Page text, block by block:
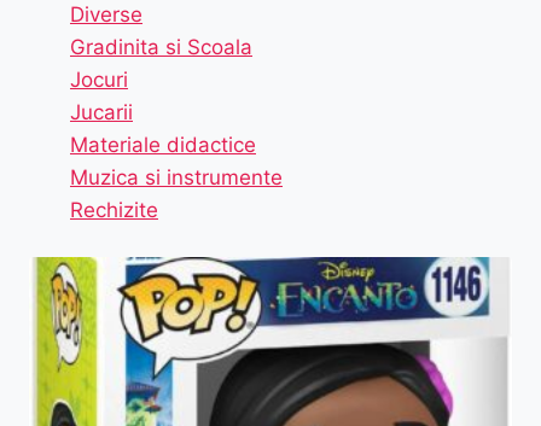
Diverse
Gradinita si Scoala
Jocuri
Jucarii
Materiale didactice
Muzica si instrumente
Rechizite